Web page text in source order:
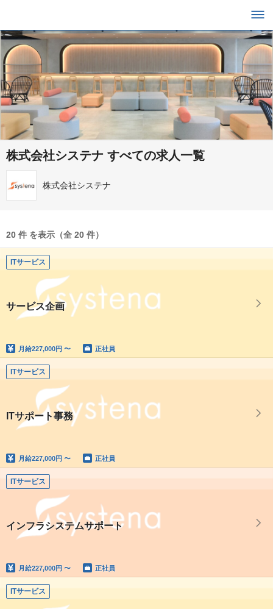
株式会社システナ すべての求人一覧
株式会社システナ
20 件 を表示（全 20 件）
ITサービス
サービス企画
月給227,000円 〜 正社員
ITサービス
ITサポート事務
月給227,000円 〜 正社員
ITサービス
インフラシステムサポート
月給227,000円 〜 正社員
ITサービス